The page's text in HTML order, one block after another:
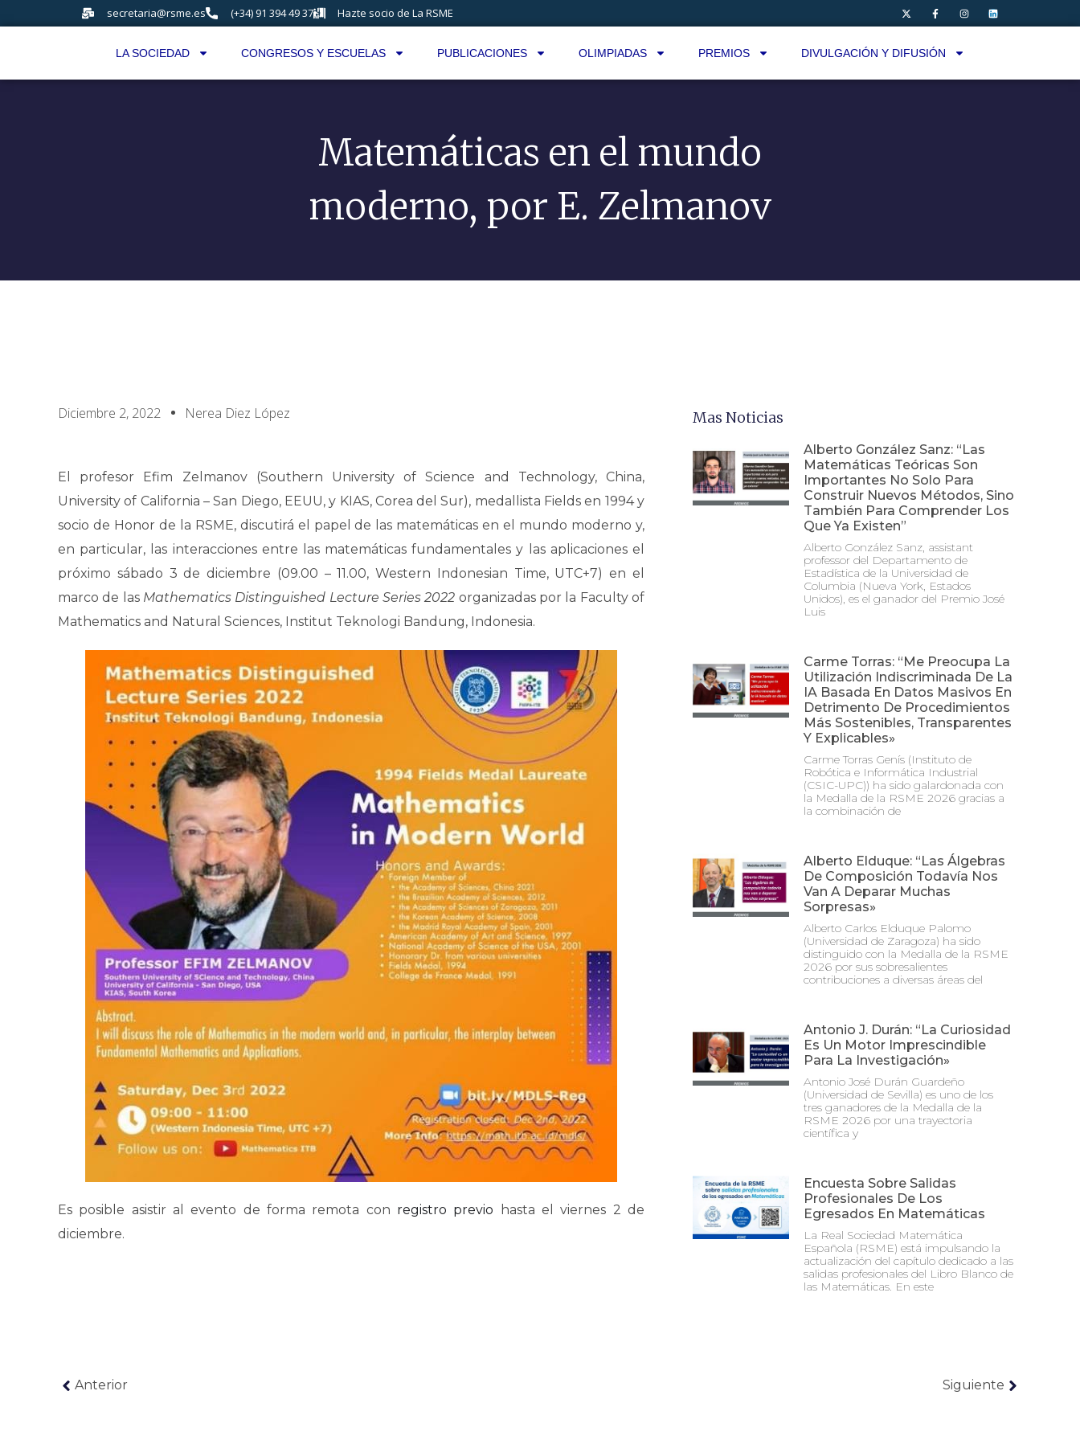
secretaria@rsme.es (+34) 91 394 49 37 Hazte socio de La RSME
LA SOCIEDAD CONGRESOS Y ESCUELAS PUBLICACIONES OLIMPIADAS PREMIOS DIVULGACIÓN Y DIFUSIÓN
Matemáticas en el mundo
moderno, por E. Zelmanov
Diciembre 2, 2022 Nerea Diez López
El profesor Efim Zelmanov (Southern University of Science and Technology, China,
University of California – San Diego, EEUU, y KIAS, Corea del Sur), medallista Fields en 1994 y
socio de Honor de la RSME, discutirá el papel de las matemáticas en el mundo moderno y,
en particular, las interacciones entre las matemáticas fundamentales y las aplicaciones el
próximo sábado 3 de diciembre (09.00 – 11.00, Western Indonesian Time, UTC+7) en el
marco de las Mathematics Distinguished Lecture Series 2022 organizadas por la Faculty of
Mathematics and Natural Sciences, Institut Teknologi Bandung, Indonesia.
Es posible asistir al evento de forma remota con registro previo hasta el viernes 2 de
diciembre.
Mas Noticias
Alberto González Sanz: “Las
Matemáticas Teóricas Son
Importantes No Solo Para
Construir Nuevos Métodos, Sino
También Para Comprender Los
Que Ya Existen”
Alberto González Sanz, assistant
professor del Departamento de
Estadística de la Universidad de
Columbia (Nueva York, Estados
Unidos), es el ganador del Premio José
Luis
Carme Torras: “Me Preocupa La
Utilización Indiscriminada De La
IA Basada En Datos Masivos En
Detrimento De Procedimientos
Más Sostenibles, Transparentes
Y Explicables»
Carme Torras Genís (Instituto de
Robótica e Informática Industrial
(CSIC-UPC)) ha sido galardonada con
la Medalla de la RSME 2026 gracias a
la combinación de
Alberto Elduque: “Las Álgebras
De Composición Todavía Nos
Van A Deparar Muchas
Sorpresas»
Alberto Carlos Elduque Palomo
(Universidad de Zaragoza) ha sido
distinguido con la Medalla de la RSME
2026 por sus sobresalientes
contribuciones a diversas áreas del
Antonio J. Durán: “La Curiosidad
Es Un Motor Imprescindible
Para La Investigación»
Antonio José Durán Guardeño
(Universidad de Sevilla) es uno de los
tres ganadores de la Medalla de la
RSME 2026 por una trayectoria
científica y
Encuesta Sobre Salidas
Profesionales De Los
Egresados En Matemáticas
La Real Sociedad Matemática
Española (RSME) está impulsando la
actualización del capítulo dedicado a las
salidas profesionales del Libro Blanco de
las Matemáticas. En este
Anterior Siguiente